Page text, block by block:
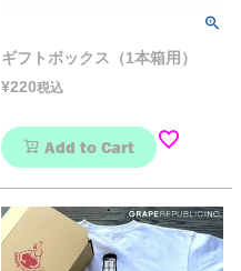
ギフトボックス（1本箱用）
¥220税込
Add to Cart